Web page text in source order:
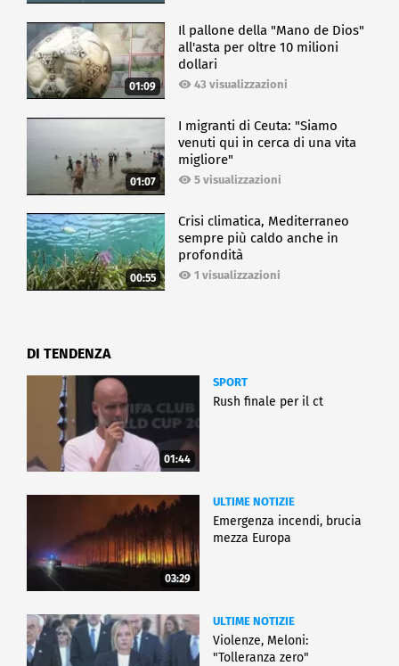
01:09
Il pallone della "Mano de Dios"
all'asta per oltre 10 milioni
dollari
43 visualizzazioni
01:07
I migranti di Ceuta: "Siamo
venuti qui in cerca di una vita
migliore"
5 visualizzazioni
00:55
Crisi climatica, Mediterraneo
sempre più caldo anche in
profondità
1 visualizzazioni
DI TENDENZA
01:44
SPORT
Rush finale per il ct
03:29
ULTIME NOTIZIE
Emergenza incendi, brucia
mezza Europa
ULTIME NOTIZIE
Violenze, Meloni:
"Tolleranza zero"